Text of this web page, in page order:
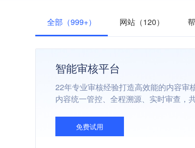
全部（999+） 网站（120）
智能审核平台
22年专业审核经验打造高效能的内容审
内容统一管控、全程溯源、实时审查，
免费试用